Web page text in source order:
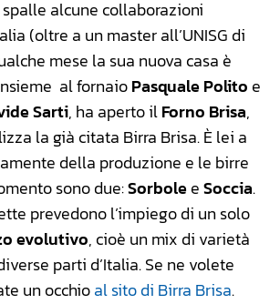
alcune collaborazioni
(oltre a un master all’UNISG di
mese la sua nuova casa è
al fornaioPasquale Polito e
Sarti, ha aperto ilForno Brisa,
la già citata Birra Brisa. È lei a
della produzione e le birre
sono due:SorboleeSoccia.
prevedono l’impiego di un solo
evolutivo, cioè un mix di varietà
parti d’Italia. Se ne volete
un occhioal sito di Birra Brisa.